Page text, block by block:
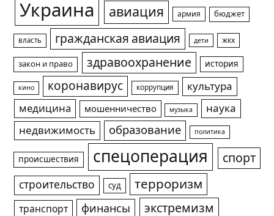
Украина авиация армия бюджет
власть гражданская авиация дети жкх
закон и право здравоохранение история
кино коронавирус коррупция
культура
медицина
мошенничество музыка
наука
недвижимость
образование политика
происшествия спецоперация спорт
строительство суд терроризм
транспорт финансы экстремизм